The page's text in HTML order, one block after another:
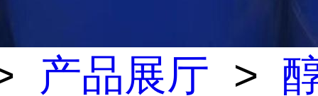
产品展厅 >